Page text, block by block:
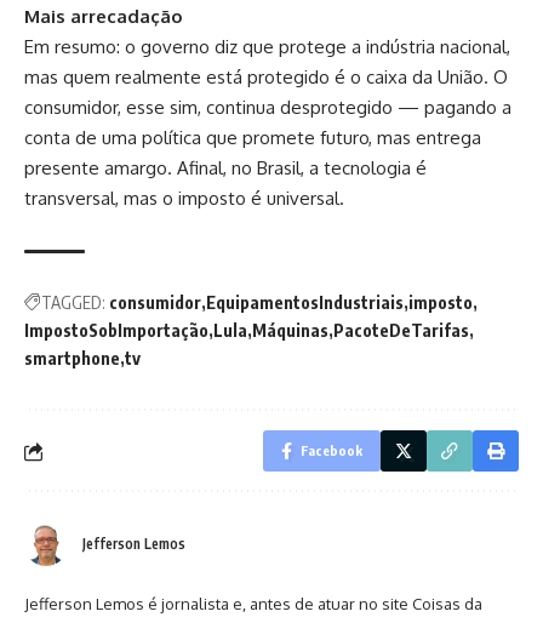
Mais arrecadação
Em resumo: o governo diz que protege a indústria nacional,
mas quem realmente está protegido é o caixa da União. O
consumidor, esse sim, continua desprotegido — pagando a
conta de uma política que promete futuro, mas entrega
presente amargo. Afinal, no Brasil, a tecnologia é
transversal, mas o imposto é universal.
TAGGED: consumidor EquipamentosIndustriais imposto
ImpostoSobImportação Lula Máquinas PacoteDeTarifas
smartphone tv
Facebook
Jefferson Lemos
Jefferson Lemos é jornalista e, antes de atuar no site Coisas da